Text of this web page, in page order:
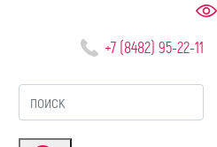
+7 (8482) 95-22-11